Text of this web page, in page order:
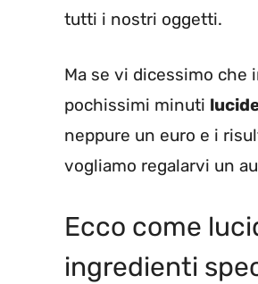
tutti i nostri oggetti.
Ma se vi dicessimo che
pochissimi minuti
neppure un euro e i
vogliamo regalarvi un
Ecco come
ingredienti